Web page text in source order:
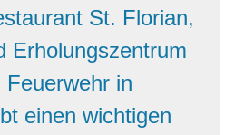
St. Florian,
Erholungszentrum
in
einen wichtigen